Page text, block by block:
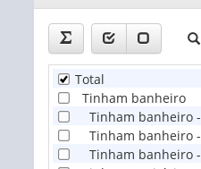
Total
Tinham banheiro
Tinham banheiro
Tinham banheiro
Tinham banheiro